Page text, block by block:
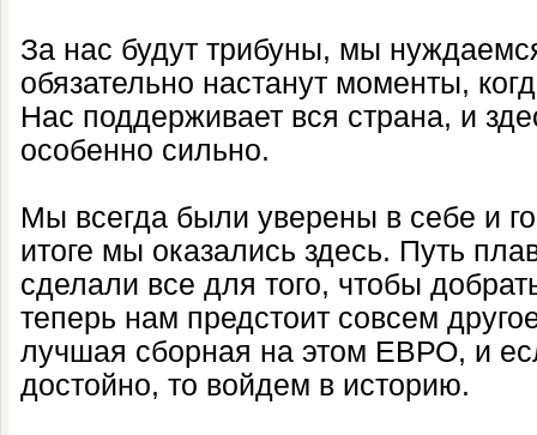
За нас будут трибуны, мы
обязательно настанут моменты,
Нас поддерживает вся страна, и
особенно сильно.
Мы всегда были уверены в себе и
итоге мы оказались здесь. Путь
сделали все для того, чтобы
теперь нам предстоит совсем
лучшая сборная на этом ЕВРО, и
достойно, то войдем в историю.